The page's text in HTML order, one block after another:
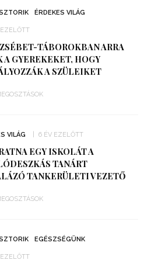
ÉRDEKES VILÁG
TÁBOROKBAN ARRA
A GYEREKEKET, HOGY
A SZÜLEIKET
VILÁG 6 ÉV EZELŐTT
EGY ISKOLÁT A
TANÁRT
TANKERÜLETI VEZETŐ
EGÉSZSÉGÜNK